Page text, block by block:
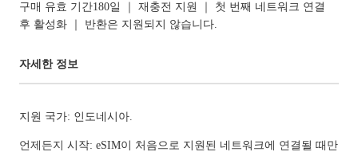
구매 유효 기간180일 ｜ 재충전 지원 ｜ 첫 번째 네트워크 연결
후 활성화 ｜ 반환은 지원되지 않습니다.
자세한 정보
지원 국가: 인도네시아.
언제든지 시작: eSIM이 처음으로 지원된 네트워크에 연결될 때만